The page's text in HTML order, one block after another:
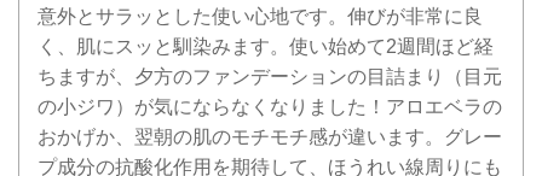
意外とサラッとした使い心地です。伸びが非常に良
く、肌にスッと馴染みます。使い始めて2週間ほど経
ちますが、夕方のファンデーションの目詰まり（目元
の小ジワ）が気にならなくなりました！アロエベラの
おかげか、翌朝の肌のモチモチ感が違います。グレー
プ成分の抗酸化作用を期待して、ほうれい線周りにも